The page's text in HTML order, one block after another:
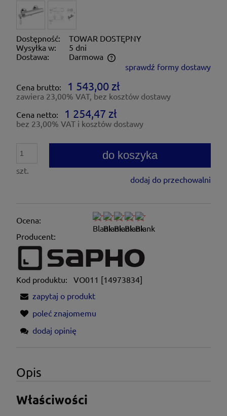
Dostępność:
TOWAR DOSTĘPNY
Wysyłka w:
5 dni
Dostawa:
Darmowa
Cena nie zawiera ewentualnych kosztów płatności
sprawdź formy dostawy
Cena brutto:
1 543,00 zł
zawiera 23,00% VAT, bez kosztów dostawy
Cena netto:
1 254,47 zł
bez 23,00% VAT i kosztów dostawy
szt.
do koszyka
dodaj do przechowalni
Ocena:
Producent:
Kod produktu:
VO011 [14973834]
zapytaj o produkt
poleć znajomemu
dodaj opinię
Opis
Właściwości